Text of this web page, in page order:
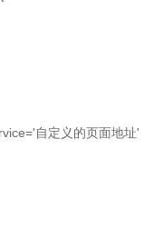
自定义的页面地址'